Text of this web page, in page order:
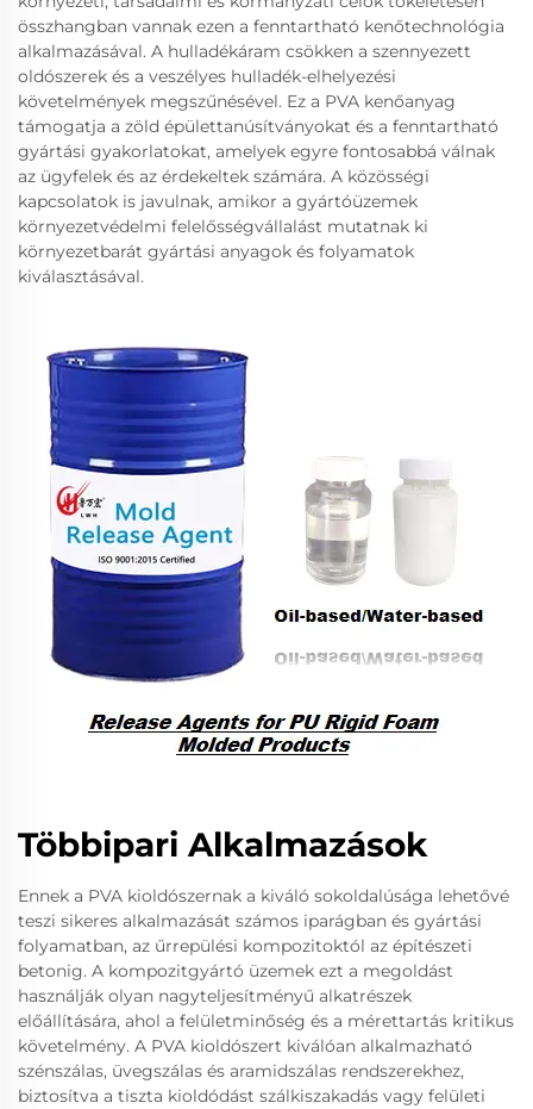
összhangban vannak ezen a fenntartható kenőtechnológia
alkalmazásával. A hulladékáram csökken a szennyezett
oldószerek és a veszélyes hulladék-elhelyezési
követelmények megszűnésével. Ez a PVA kenőanyag
támogatja a zöld épülettanúsítványokat és a fenntartható
gyártási gyakorlatokat, amelyek egyre fontosabbá válnak
az ügyfelek és az érdekeltek számára. A közösségi
kapcsolatok is javulnak, amikor a gyártóüzemek
környezetvédelmi felelősségvállalást mutatnak ki
környezetbarát gyártási anyagok és folyamatok
kiválasztásával.
Többipari Alkalmazások
Ennek a PVA kioldószernak a kiváló sokoldalúsága lehetővé
teszi sikeres alkalmazását számos iparágban és gyártási
folyamatban, az űrrepülési kompozitoktól az építészeti
betonig. A kompozitgyártó üzemek ezt a megoldást
használják olyan nagyteljesítményű alkatrészek
előállítására, ahol a felületminőség és a mérettartás kritikus
követelmény. A PVA kioldószert kiválóan alkalmazható
szénszálas, üvegszálas és aramidszálas rendszerekhez,
biztosítva a tiszta kioldódást szálkiszakadás vagy felületi